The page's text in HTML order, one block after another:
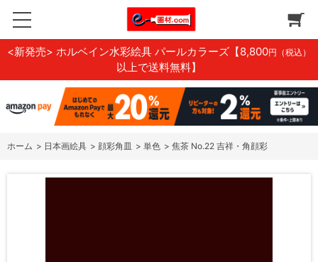
<新発売> ホルベイン水彩絵具 パールカラーズ 【8,800円（税込）
以上で送料無料】
ホーム > 日本画絵具 > 顔彩角皿 > 単色 > 焦茶 No.22 吉祥・角顔彩